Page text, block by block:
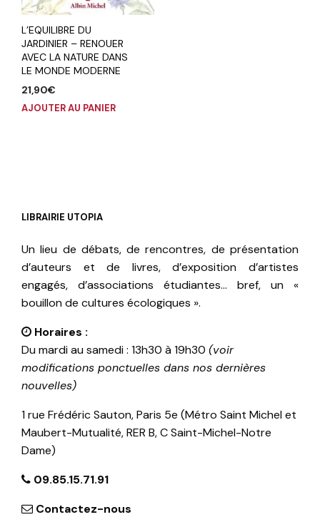
L’EQUILIBRE DU
JARDINIER – RENOUER
AVEC LA NATURE DANS
LE MONDE MODERNE
21,90€
AJOUTER AU PANIER
LIBRAIRIE UTOPIA
Un lieu de débats, de rencontres, de présentation
d’auteurs et de livres, d’exposition d’artistes
engagés, d’associations étudiantes… bref, un «
bouillon de cultures écologiques ».
Horaires :
Du mardi au samedi : 13h30 à 19h30 (voir
modifications ponctuelles dans nos dernières
nouvelles)
1 rue Frédéric Sauton, Paris 5e (Métro Saint Michel et
Maubert-Mutualité, RER B, C Saint-Michel-Notre
Dame)
09.85.15.71.91
Contactez-nous